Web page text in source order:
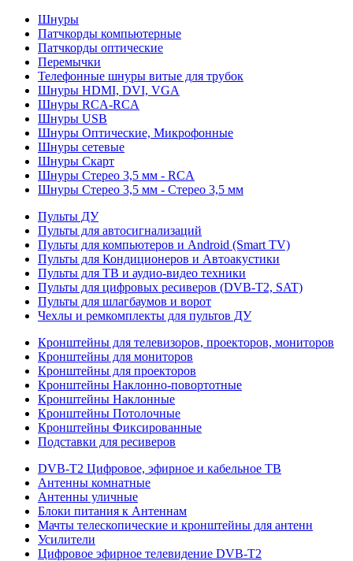
Шнуры
Патчкорды компьютерные
Патчкорды оптические
Перемычки
Телефонные шнуры витые для трубок
Шнуры HDMI, DVI, VGA
Шнуры RCA-RCA
Шнуры USB
Шнуры Оптические, Микрофонные
Шнуры сетевые
Шнуры Скарт
Шнуры Стерео 3,5 мм - RCA
Шнуры Стерео 3,5 мм - Стерео 3,5 мм
Пульты ДУ
Пульты для автосигнализаций
Пульты для компьютеров и Android (Smart TV)
Пульты для Кондиционеров и Автоакустики
Пульты для ТВ и аудио-видео техники
Пульты для цифровых ресиверов (DVB-T2, SAT)
Пульты для шлагбаумов и ворот
Чехлы и ремкомплекты для пультов ДУ
Кронштейны для телевизоров, проекторов, мониторов
Кронштейны для мониторов
Кронштейны для проекторов
Кронштейны Наклонно-повортотные
Кронштейны Наклонные
Кронштейны Потолочные
Кронштейны Фиксированные
Подставки для ресиверов
DVB-T2 Цифровое, эфирное и кабельное ТВ
Антенны комнатные
Антенны уличные
Блоки питания к Антеннам
Мачты телескопические и кронштейны для антенн
Усилители
Цифровое эфирное телевидение DVB-Т2